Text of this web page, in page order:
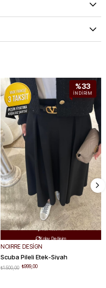
 Ücretsiz Kargo
 Hızlı Teslimat
%33
İNDIRIM
NOIRRE DESİGN
Scuba Pileli Etek-Siyah
₺999,00
₺1.500,00